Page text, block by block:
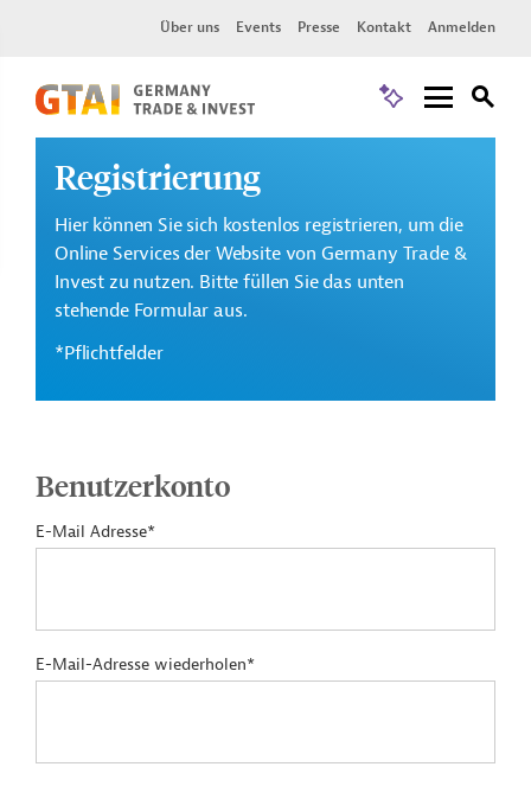
Über uns Events Presse Kontakt Anmelden
Registrierung
Hier können Sie sich kostenlos registrieren, um die
Online Services der Website von Germany Trade &
Invest zu nutzen. Bitte füllen Sie das unten
stehende Formular aus.
*Pflichtfelder
Benutzerkonto
E-Mail Adresse*
E-Mail-Adresse wiederholen*